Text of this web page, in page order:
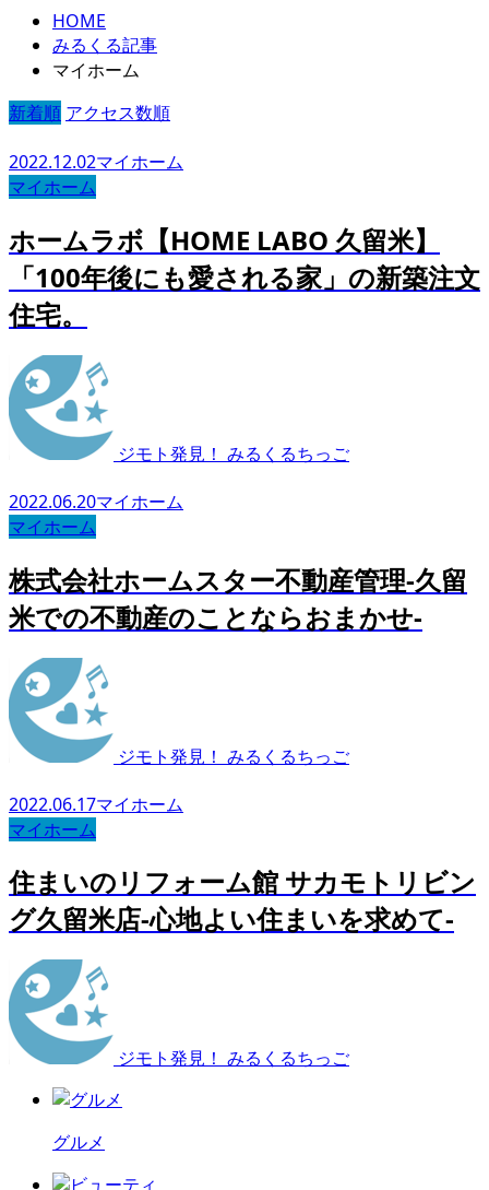
HOME
みるくる記事
マイホーム
新着順 アクセス数順
2022.12.02マイホーム
マイホーム
ホームラボ【HOME LABO 久留米】
「100年後にも愛される家」の新築注文
住宅。
ジモト発見！ みるくるちっご
2022.06.20マイホーム
マイホーム
株式会社ホームスター不動産管理-久留
米での不動産のことならおまかせ-
ジモト発見！ みるくるちっご
2022.06.17マイホーム
マイホーム
住まいのリフォーム館 サカモトリビン
グ久留米店-心地よい住まいを求めて-
ジモト発見！ みるくるちっご
グルメ